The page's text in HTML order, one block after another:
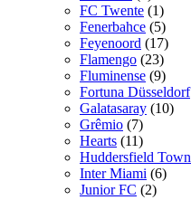
FC Twente (1)
Fenerbahce (5)
Feyenoord (17)
Flamengo (23)
Fluminense (9)
Fortuna Düsseldorf
Galatasaray (10)
Grêmio (7)
Hearts (11)
Huddersfield Town
Inter Miami (6)
Junior FC (2)